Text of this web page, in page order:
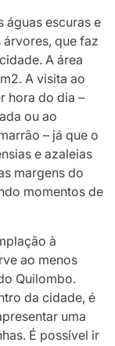
águas escuras e
que faz
A área
A visita ao
hora do dia –
ou ao
– já que o
e azaleias
margens do
momentos de
à
ao menos
Quilombo.
da cidade, é
uma
É possível ir